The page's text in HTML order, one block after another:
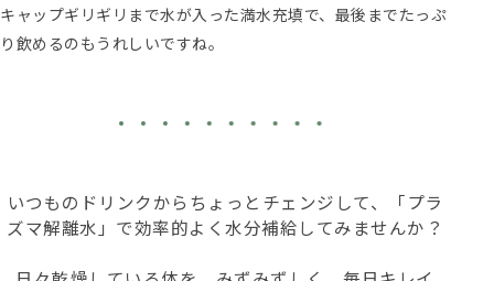
キャップギリギリまで水が入った満水充填で、最後までたっぷ
り飲めるのもうれしいですね。
いつものドリンクからちょっとチェンジして、「プラ
ズマ解離水」で効率的よく水分補給してみませんか？